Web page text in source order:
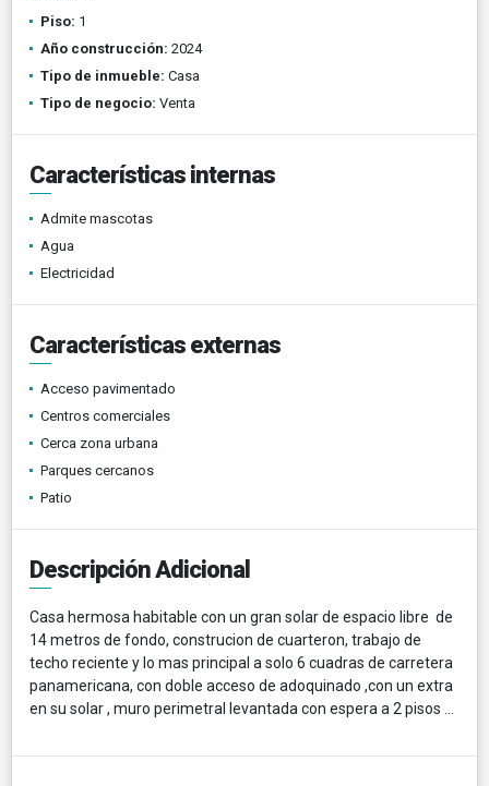
Piso: 1
Año construcción: 2024
Tipo de inmueble: Casa
Tipo de negocio: Venta
Características internas
Admite mascotas
Agua
Electricidad
Características externas
Acceso pavimentado
Centros comerciales
Cerca zona urbana
Parques cercanos
Patio
Descripción Adicional
Casa hermosa habitable con un gran solar de espacio libre de
14 metros de fondo, construcion de cuarteron, trabajo de
techo reciente y lo mas principal a solo 6 cuadras de carretera
panamericana, con doble acceso de adoquinado ,con un extra
en su solar , muro perimetral levantada con espera a 2 pisos ...